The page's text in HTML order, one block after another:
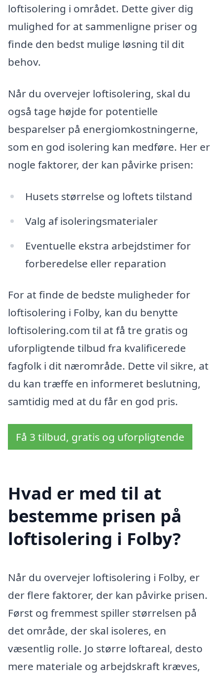
loftisolering i området. Dette giver dig
mulighed for at sammenligne priser og
finde den bedst mulige løsning til dit
behov.
Når du overvejer loftisolering, skal du
også tage højde for potentielle
besparelser på energiomkostningerne,
som en god isolering kan medføre. Her er
nogle faktorer, der kan påvirke prisen:
Husets størrelse og loftets tilstand
Valg af isoleringsmaterialer
Eventuelle ekstra arbejdstimer for
forberedelse eller reparation
For at finde de bedste muligheder for
loftisolering i Folby, kan du benytte
loftisolering.com til at få tre gratis og
uforpligtende tilbud fra kvalificerede
fagfolk i dit nærområde. Dette vil sikre, at
du kan træffe en informeret beslutning,
samtidig med at du får en god pris.
Få 3 tilbud, gratis og uforpligtende
Hvad er med til at
bestemme prisen på
loftisolering i Folby?
Når du overvejer loftisolering i Folby, er
der flere faktorer, der kan påvirke prisen.
Først og fremmest spiller størrelsen på
det område, der skal isoleres, en
væsentlig rolle. Jo større loftareal, desto
mere materiale og arbejdskraft kræves,